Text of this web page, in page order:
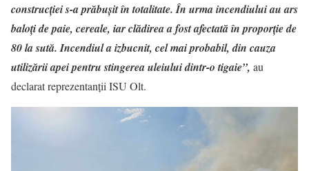
construcției s-a prăbușit în totalitate. În urma incendiului au ars
baloți de paie, cereale, iar clădirea a fost afectată în proporție de
80 la sută. Incendiul a izbucnit, cel mai probabil, din cauza
utilizării apei pentru stingerea uleiului dintr-o tigaie”, au
declarat reprezentanții ISU Olt.